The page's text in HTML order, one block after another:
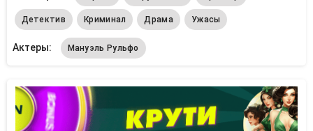
Детектив Криминал Драма Ужасы
Актеры: Мануэль Рульфо